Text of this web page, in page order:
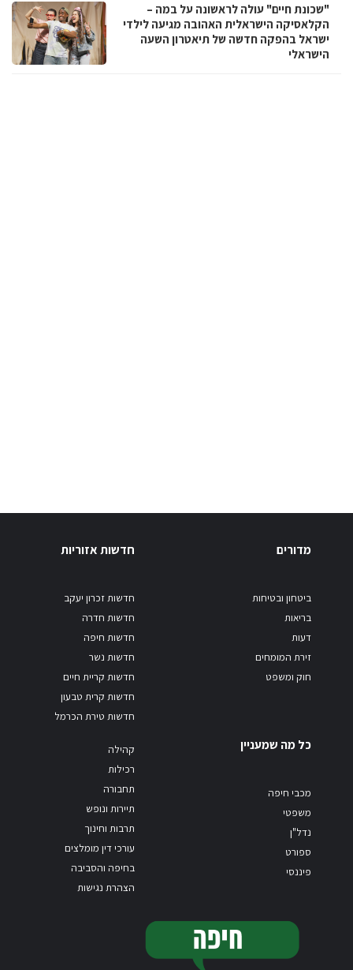
"שכונת חיים" עולה לראשונה על במה –
הקלאסיקה הישראלית האהובה מגיעה לילדי
ישראל בהפקה חדשה של תיאטרון השעה
הישראלי
מדורים
ביטחון ובטיחות
בריאות
דעות
זירת המומחים
חוק ומשפט
חדשות אזוריות
חדשות זכרון יעקב
חדשות חדרה
חדשות חיפה
חדשות נשר
חדשות קריית חיים
חדשות קרית טבעון
חדשות טירת הכרמל
כל מה שמעניין
מכבי חיפה
משפטי
נדל"ן
ספורט
פיננסי
קהילה
רכילות
תחבורה
תיירות ונופש
תרבות וחינוך
עורכי דין מומלצים
בחיפה והסביבה
הצהרת נגישות